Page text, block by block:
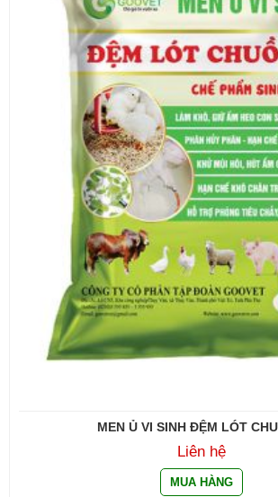
MEN Ủ VI SINH ĐỆM LÓT
Liên hệ